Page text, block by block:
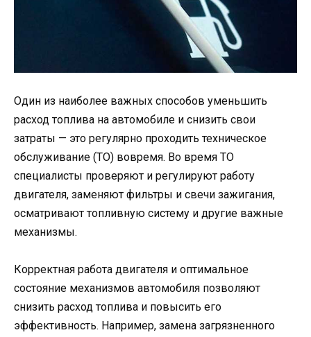
Один из наиболее важных способов уменьшить
расход топлива на автомобиле и снизить свои
затраты — это регулярно проходить техническое
обслуживание (ТО) вовремя. Во время ТО
специалисты проверяют и регулируют работу
двигателя, заменяют фильтры и свечи зажигания,
осматривают топливную систему и другие важные
механизмы.
Корректная работа двигателя и оптимальное
состояние механизмов автомобиля позволяют
снизить расход топлива и повысить его
эффективность. Например, замена загрязненного